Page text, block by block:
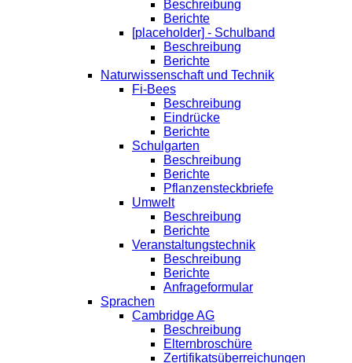
Beschreibung
Berichte
[placeholder] - Schulband
Beschreibung
Berichte
Naturwissenschaft und Technik
Fi-Bees
Beschreibung
Eindrücke
Berichte
Schulgarten
Beschreibung
Berichte
Pflanzensteckbriefe
Umwelt
Beschreibung
Berichte
Veranstaltungstechnik
Beschreibung
Berichte
Anfrageformular
Sprachen
Cambridge AG
Beschreibung
Elternbroschüre
Zertifikatsüberreichungen